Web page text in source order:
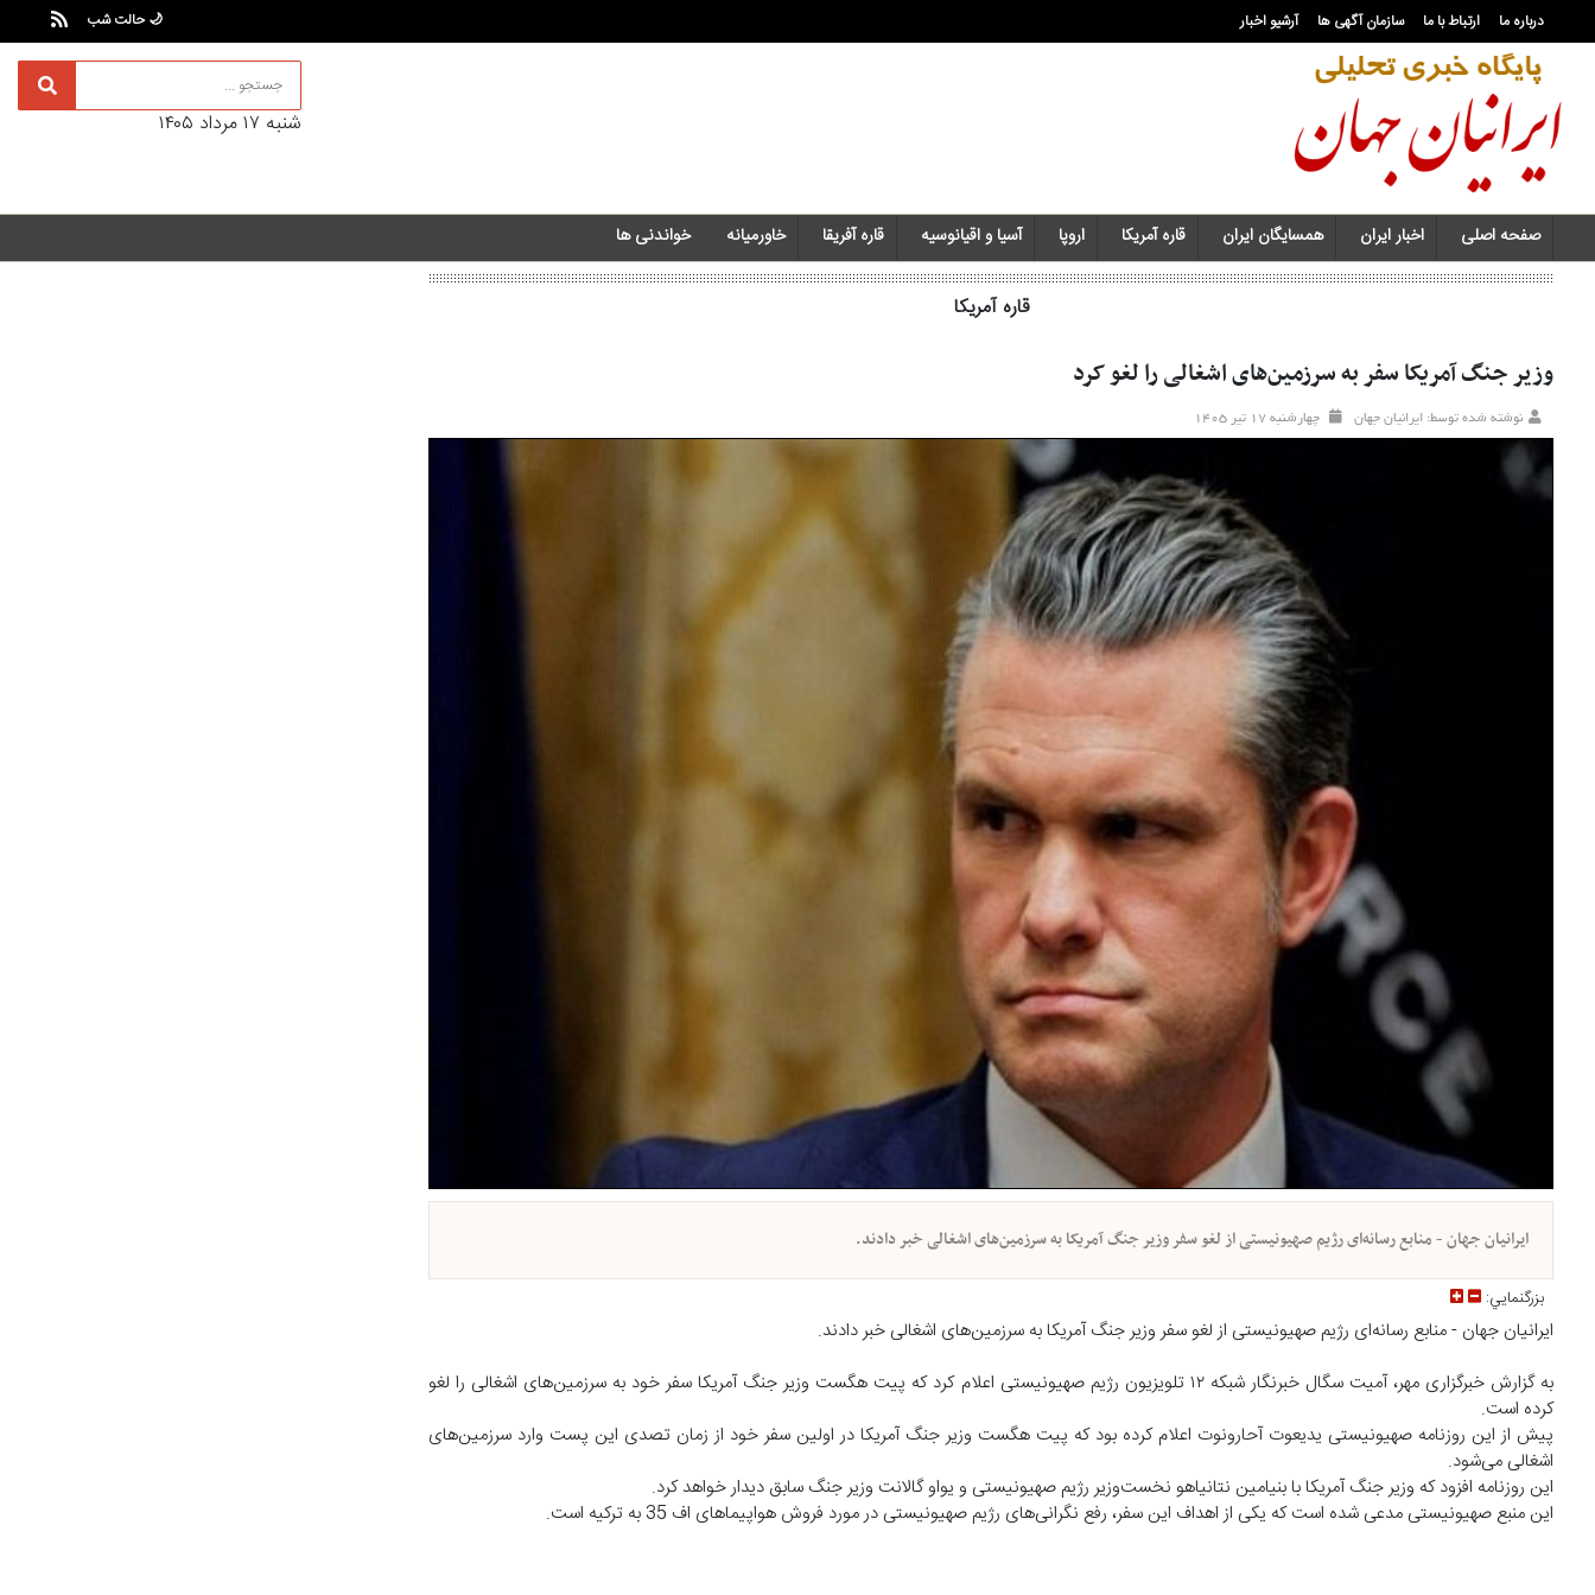
درباره ما ارتباط با ما سازمان آگهی ها آرشیو اخبار 🌙 حالت شب
شنبه ۱۷ مرداد ۱۴۰۵
صفحه اصلی اخبار ایران همسایگان ایران قاره آمریکا اروپا آسیا و اقیانوسیه قاره آفریقا خاورمیانه‌ خواندنی ها
قاره آمریکا
وزیر جنگ آمریکا سفر به سرزمین‌های اشغالی را لغو کرد
نوشته شده توسط: ایرانیان جهان چهارشنبه ۱۷ تير ۱۴۰۵
ایرانیان جهان - منابع رسانه‌ای رژیم صهیونیستی از لغو سفر وزیر جنگ آمریکا به سرزمین‌های اشغالی خبر دادند.
بزرگنمايي:
ایرانیان جهان - منابع رسانه‌ای رژیم صهیونیستی از لغو سفر وزیر جنگ آمریکا به سرزمین‌های اشغالی خبر دادند.
به گزارش خبرگزاری مهر، آمیت سگال خبرنگار شبکه ۱۲ تلویزیون رژیم صهیونیستی اعلام کرد که پیت هگست وزیر جنگ آمریکا سفر خود به سرزمین‌های اشغالی را لغو
کرده است.
پیش از این روزنامه صهیونیستی یدیعوت آحارونوت اعلام کرده بود که پیت هگست وزیر جنگ آمریکا در اولین سفر خود از زمان تصدی این پست وارد سرزمین‌های
اشغالی می‌شود.
این روزنامه افزود که وزیر جنگ آمریکا با بنیامین نتانیاهو نخست‌وزیر رژیم صهیونیستی و یواو گالانت وزیر جنگ سابق دیدار خواهد کرد.
این منبع صهیونیستی مدعی شده است که یکی از اهداف این سفر، رفع نگرانی‌های رژیم صهیونیستی در مورد فروش هواپیماهای اف 35 به ترکیه است.